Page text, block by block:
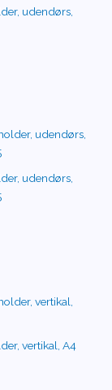
udendørs,
udendørs,
vertikal, A4